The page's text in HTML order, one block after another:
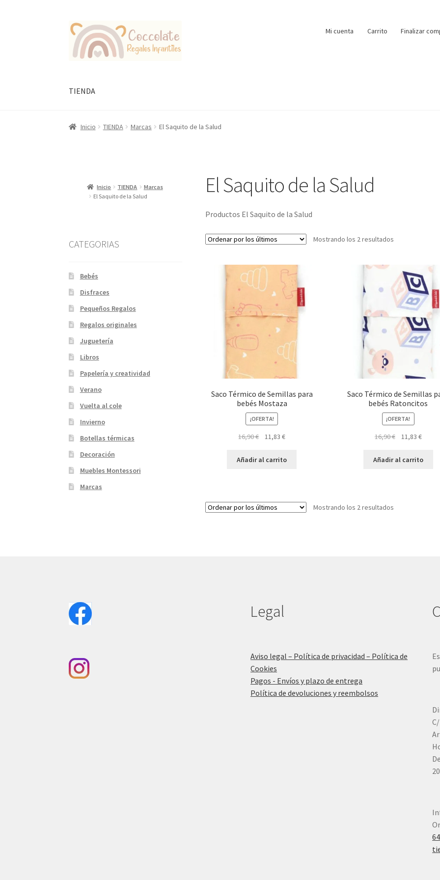
Ir
la
Ir
al
contenido
Mi cuenta Carrito Finalizar
TIENDA
Inicio TIENDA Marcas El Saquito de la Salud
El Saquito de la Salud
Productos El Saquito de la Salud
Mostrando los 2 resultadosOrdenado
últimos
Saco Térmico de Semillas para
bebés Mostaza
¡OFERTA!
16,90€
original
11,83€El
actual
Añadir al carrito
Saco Térmico de Semillas
bebés Ratoncitos
¡OFERTA!
16,90€
original
11,83 €El
actual
Añadir al carrito
Mostrando los 2 resultadosOrdenado
Inicio TIENDA
Marcas
El Saquito de la Salud
CATEGORIAS
Bebés
Disfraces
Pequeños Regalos
Regalos originales
Juguetería
Libros
Papelería y creatividad
Verano
Vuelta al cole
Invierno
Botellas térmicas
Decoración
Muebles Montessori
Marcas
Legal
Aviso legal – Política de privacidad – Política de
Cookies
Pagos - Envíos y plazo de entrega
Política de devoluciones y reembolsos